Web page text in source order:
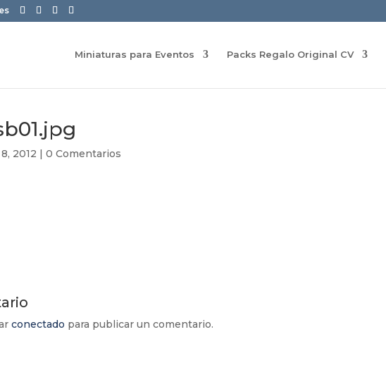
Miniaturas para Eventos Packs Regalo Original CV
2012 |0 Comentarios
conectado para publicar un comentario.